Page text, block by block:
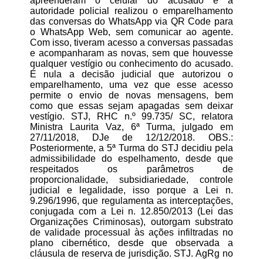
autoridade policial realizou o emparelhamento
das conversas do WhatsApp via QR Code para
o WhatsApp Web, sem comunicar ao agente.
Com isso, tiveram acesso a conversas passadas
e acompanharam as novas, sem que houvesse
qualquer vestígio ou conhecimento do acusado.
É nula a decisão judicial que autorizou o
emparelhamento, uma vez que esse acesso
permite o envio de novas mensagens, bem
como que essas sejam apagadas sem deixar
vestígio. STJ, RHC n.º 99.735/ SC, relatora
Ministra Laurita Vaz, 6ª Turma, julgado em
27/11/2018, DJe de 12/12/2018. OBS.:
Posteriormente, a 5ª Turma do STJ decidiu pela
admissibilidade do espelhamento, desde que
respeitados os parâmetros de
proporcionalidade, subsidiariedade, controle
judicial e legalidade, isso porque a Lei n.
9.296/1996, que regulamenta as interceptações,
conjugada com a Lei n. 12.850/2013 (Lei das
Organizações Criminosas), outorgam substrato
de validade processual às ações infiltradas no
plano cibernético, desde que observada a
cláusula de reserva de jurisdição. STJ. AgRg no